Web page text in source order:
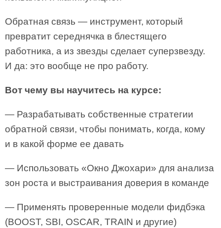
Обратная связь — инструмент, который
превратит середнячка в блестящего
работника, а из звезды сделает суперзвезду.
И да: это вообще не про работу.
Вот чему вы научитесь на курсе:
— Разрабатывать собственные стратегии
обратной связи, чтобы понимать, когда, кому
и в какой форме ее давать
— Использовать «Окно Джохари» для анализа
зон роста и выстраивания доверия в команде
— Применять проверенные модели фидбэка
(BOOST, SBI, OSCAR, TRAIN и другие)